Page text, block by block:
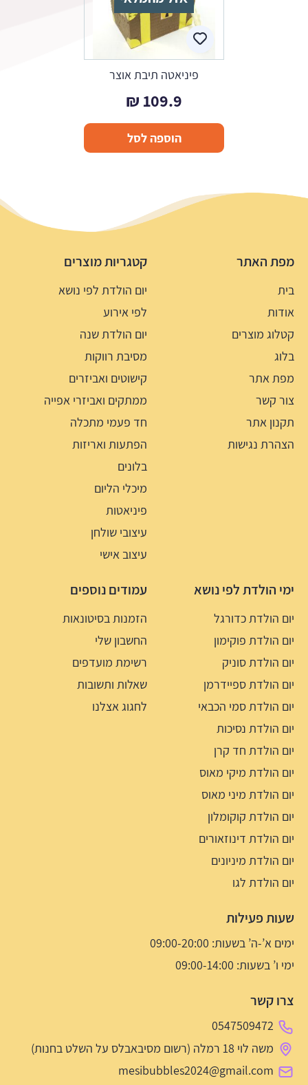
פיניאטה תיבת אוצר
109.9
₪
הוספה לסל
מפת האתר
בית
אודות
קטלוג מוצרים
בלוג
מפת אתר
צור קשר
תקנון אתר
הצהרת נגישות
קטגריות מוצרים
יום הולדת לפי נושא
לפי אירוע
יום הולדת שנה
מסיבת רווקות
קישוטים ואביזרים
ממתקים ואביזרי אפייה
חד פעמי מתכלה
הפתעות ואריזות
בלונים
מיכלי הליום
פיניאטות
עיצובי שולחן
עיצוב אישי
ימי הולדת לפי נושא
יום הולדת כדורגל
יום הולדת פוקימון
יום הולדת סוניק
יום הולדת ספיידרמן
יום הולדת סמי הכבאי
יום הולדת נסיכות
יום הולדת חד קרן
יום הולדת מיקי מאוס
יום הולדת מיני מאוס
יום הולדת קוקומלון
יום הולדת דינוזאורים
יום הולדת מיניונים
יום הולדת לגו
עמודים נוספים
הזמנות בסיטונאות
החשבון שלי
רשימת מועדפים
שאלות ותשובות
לחגוג אצלנו
שעות פעילות
ימים א’-ה’ בשעות: 09:00-20:00
ימי ו’ בשעות: 09:00-14:00
צרו קשר
0547509472
משה לוי 18 רמלה (רשום מסיבאבלס על השלט בחנות)
mesibubbles2024@gmail.com